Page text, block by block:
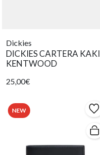
Dickies
DICKIES CARTERA KAKI
KENTWOOD
25,00€
NEW